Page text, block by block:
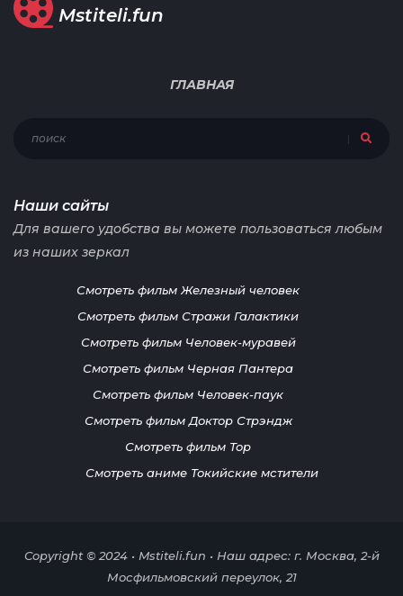
Mstiteli.fun
ГЛАВНАЯ
Наши сайты
Для вашего удобства вы можете пользоваться любым
из наших зеркал
Смотреть фильм Железный человек
Смотреть фильм Стражи Галактики
Смотреть фильм Человек-муравей
Смотреть фильм Черная Пантера
Смотреть фильм Человек-паук
Смотреть фильм Доктор Стрэндж
Смотреть фильм Тор
Смотреть аниме Токийские мстители
Copyright © 2024 • Mstiteli.fun • Наш адрес: г. Москва, 2-й
Мосфильмовский переулок, 21